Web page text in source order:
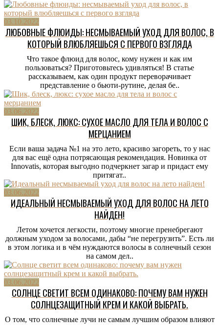
03.10.2022
ЛЮБОВНЫЕ ФЛЮИДЫ: НЕСМЫВАЕМЫЙ УХОД ДЛЯ ВОЛОС, В
КОТОРЫЙ ВЛЮБЛЯЕШЬСЯ С ПЕРВОГО ВЗГЛЯДА
Что такое флюид для волос, кому нужен и как им
пользоваться? Приготовьтесь удивляться! В статье
рассказываем, как один продукт переворачивает
представление о бьюти-рутине, делая бе..
03.06.2022
ШИК, БЛЕСК, ЛЮКС: СУХОЕ МАСЛО ДЛЯ ТЕЛА И ВОЛОС С
МЕРЦАНИЕМ
Если ваша задача №1 на это лето, красиво загореть, то у нас
для вас ещё одна потрясающая рекомендация. Новинка от
Innovatis, которая выгодно подчеркнет загар и придаст ему
притягат..
03.06.2022
ИДЕАЛЬНЫЙ НЕСМЫВАЕМЫЙ УХОД ДЛЯ ВОЛОС НА ЛЕТО
НАЙДЕН!
Летом хочется легкости, поэтому многие пренебрегают
должным уходом за волосами, дабы “не перегрузить”. Есть ли
в этом логика и в чём нуждаются волосы в солнечный сезон
на самом дел..
03.06.2022
СОЛНЦЕ СВЕТИТ ВСЕМ ОДИНАКОВО: ПОЧЕМУ ВАМ НУЖЕН
СОЛНЦЕЗАЩИТНЫЙ КРЕМ И КАКОЙ ВЫБРАТЬ.
О том, что солнечные лучи не самым лучшим образом влияют